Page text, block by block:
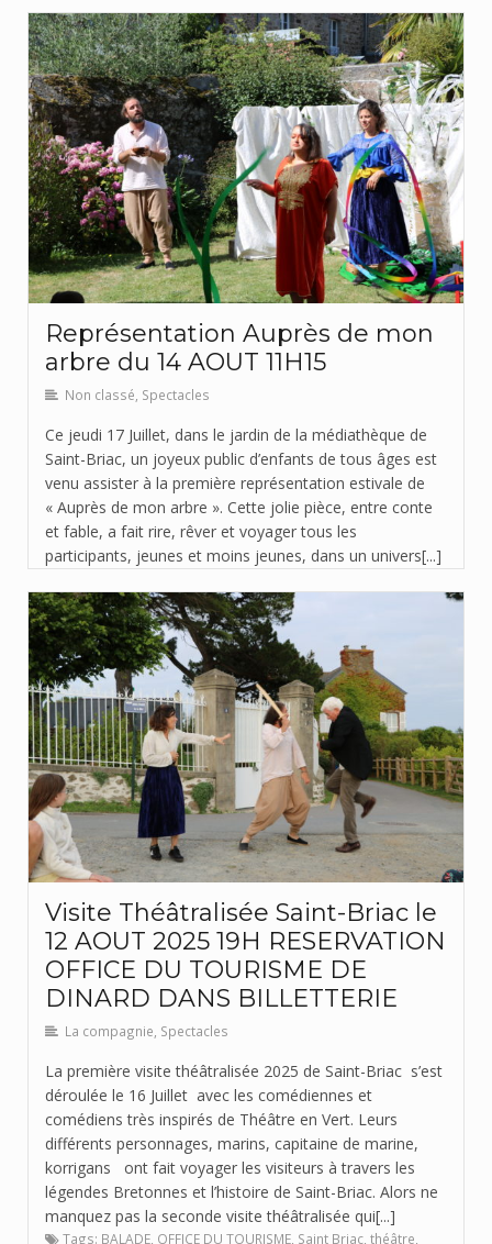
Représentation Auprès de mon
arbre du 14 AOUT 11H15
Non classé Spectacles
Ce jeudi 17 Juillet, dans le jardin de la médiathèque de
Saint-Briac, un joyeux public d’enfants de tous âges est
venu assister à la première représentation estivale de
« Auprès de mon arbre ». Cette jolie pièce, entre conte
et fable, a fait rire, rêver et voyager tous les
participants, jeunes et moins jeunes, dans un univers[...]
Visite Théâtralisée Saint-Briac le
12 AOUT 2025 19H RESERVATION
OFFICE DU TOURISME DE
DINARD DANS BILLETTERIE
La compagnie Spectacles
La première visite théâtralisée 2025 de Saint-Briac s’est
déroulée le 16 Juillet avec les comédiennes et
comédiens très inspirés de Théâtre en Vert. Leurs
différents personnages, marins, capitaine de marine,
korrigans ont fait voyager les visiteurs à travers les
légendes Bretonnes et l’histoire de Saint-Briac. Alors ne
manquez pas la seconde visite théâtralisée qui[...]
Tags: BALADE OFFICE DU TOURISME Saint Briac théâtre